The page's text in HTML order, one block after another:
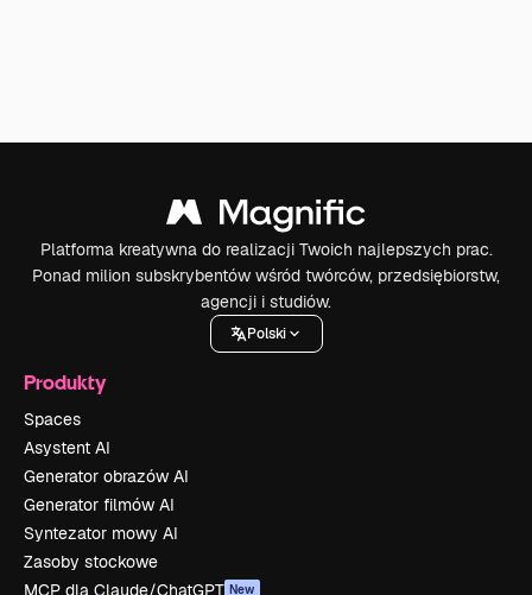
Platforma kreatywna do realizacji Twoich najlepszych prac.
Ponad milion subskrybentów wśród twórców, przedsiębiorstw,
agencji i studiów.
Polski
Produkty
Spaces
Asystent AI
Generator obrazów AI
Generator filmów AI
Syntezator mowy AI
Zasoby stockowe
MCP dla Claude/ChatGPT New